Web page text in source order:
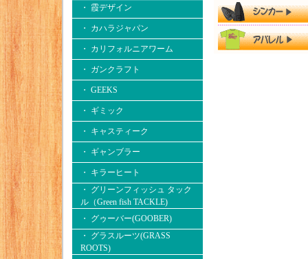
・ 霞デザイン
・ カハラジャパン
・ カリフォルニアワーム
・ ガンクラフト
・ GEEKS
・ ギミック
・ キャスティーク
・ ギャンブラー
・ キラーヒート
・ グリーンフィッシュ タック
ル（Green fish TACKLE)
・ グゥーバー(GOOBER)
・ グラスルーツ(GRASS
ROOTS)